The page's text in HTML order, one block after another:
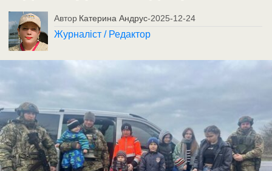
Автор Катерина Андрус-2025-12-24
Журналіст / Редактор